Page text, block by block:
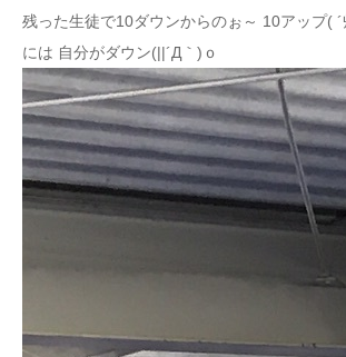
残った生徒で10ダウンからのぉ～ 10アップ(
には 自分がダウン(||´Д｀)ｏ